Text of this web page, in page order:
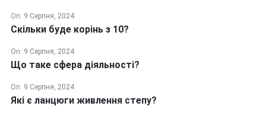
On: 9 Серпня, 2024
Скільки буде корінь з 10?
On: 9 Серпня, 2024
Що таке сфера діяльності?
On: 9 Серпня, 2024
Які є ланцюги живлення степу?